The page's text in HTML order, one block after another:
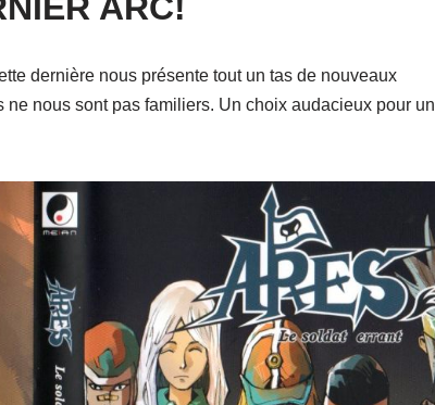
dernière nous présente tout un tas de nouveaux
ne nous sont pas familiers. Un choix audacieux pour un